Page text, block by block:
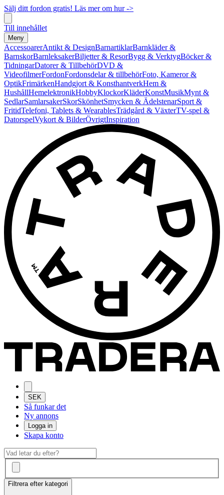
Sälj ditt fordon gratis! Läs mer om hur ->
Till innehållet
Meny
AccessoarerAntikt & DesignBarnartiklarBarnkläder &
BarnskorBarnleksakerBiljetter & ResorBygg & VerktygBöcker &
TidningarDatorer & TillbehörDVD &
VideofilmerFordonFordonsdelar & tillbehörFoto, Kameror &
OptikFrimärkenHandgjort & KonsthantverkHem &
HushållHemelektronikHobbyKlockorKläderKonstMusikMynt &
SedlarSamlarsakerSkorSkönhetSmycken & ÄdelstenarSport &
FritidTelefoni, Tablets & WearablesTrädgård & VäxterTV-spel &
DatorspelVykort & BilderÖvrigtInspiration
SEK
Så funkar det
Ny annons
Logga in
Skapa konto
Filtrera efter kategori